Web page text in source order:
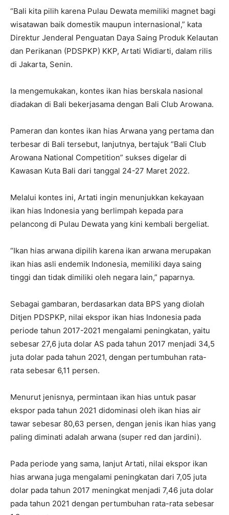
“Bali kita pilih karena Pulau Dewata memiliki magnet bagi
wisatawan baik domestik maupun internasional,” kata
Direktur Jenderal Penguatan Daya Saing Produk Kelautan
dan Perikanan (PDSPKP) KKP, Artati Widiarti, dalam rilis
di Jakarta, Senin.
Ia mengemukakan, kontes ikan hias berskala nasional
diadakan di Bali bekerjasama dengan Bali Club Arowana.
Pameran dan kontes ikan hias Arwana yang pertama dan
terbesar di Bali tersebut, lanjutnya, bertajuk “Bali Club
Arowana National Competition” sukses digelar di
Kawasan Kuta Bali dari tanggal 24-27 Maret 2022.
Melalui kontes ini, Artati ingin menunjukkan kekayaan
ikan hias Indonesia yang berlimpah kepada para
pelancong di Pulau Dewata yang kini kembali bergeliat.
“Ikan hias arwana dipilih karena ikan arwana merupakan
ikan hias asli endemik Indonesia, memiliki daya saing
tinggi dan tidak dimiliki oleh negara lain,” paparnya.
Sebagai gambaran, berdasarkan data BPS yang diolah
Ditjen PDSPKP, nilai ekspor ikan hias Indonesia pada
periode tahun 2017-2021 mengalami peningkatan, yaitu
sebesar 27,6 juta dolar AS pada tahun 2017 menjadi 34,5
juta dolar pada tahun 2021, dengan pertumbuhan rata-
rata sebesar 6,11 persen.
Menurut jenisnya, permintaan ikan hias untuk pasar
ekspor pada tahun 2021 didominasi oleh ikan hias air
tawar sebesar 80,63 persen, dengan jenis ikan hias yang
paling diminati adalah arwana (super red dan jardini).
Pada periode yang sama, lanjut Artati, nilai ekspor ikan
hias arwana juga mengalami peningkatan dari 7,05 juta
dolar pada tahun 2017 meningkat menjadi 7,46 juta dolar
pada tahun 2021 dengan pertumbuhan rata-rata sebesar